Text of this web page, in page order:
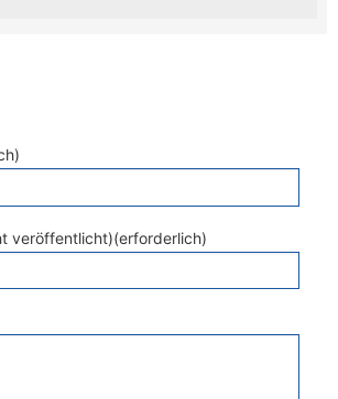
veröffentlicht)(erforderlich)